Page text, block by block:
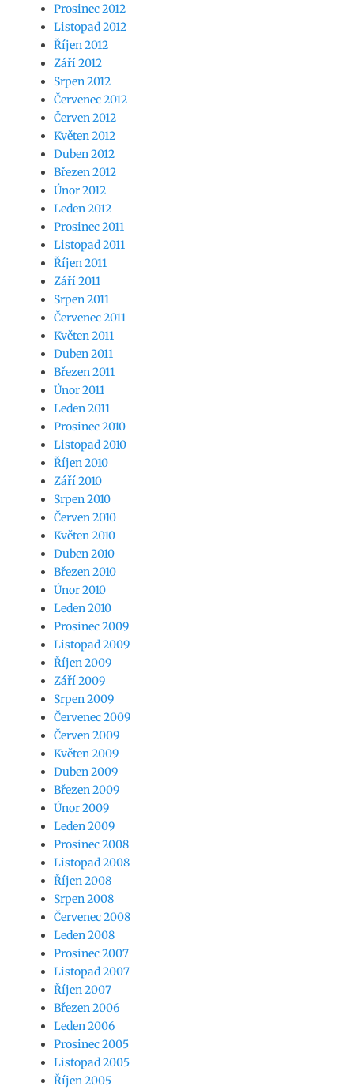
Prosinec 2012
Listopad 2012
Říjen 2012
Září 2012
Srpen 2012
Červenec 2012
Červen 2012
Květen 2012
Duben 2012
Březen 2012
Únor 2012
Leden 2012
Prosinec 2011
Listopad 2011
Říjen 2011
Září 2011
Srpen 2011
Červenec 2011
Květen 2011
Duben 2011
Březen 2011
Únor 2011
Leden 2011
Prosinec 2010
Listopad 2010
Říjen 2010
Září 2010
Srpen 2010
Červen 2010
Květen 2010
Duben 2010
Březen 2010
Únor 2010
Leden 2010
Prosinec 2009
Listopad 2009
Říjen 2009
Září 2009
Srpen 2009
Červenec 2009
Červen 2009
Květen 2009
Duben 2009
Březen 2009
Únor 2009
Leden 2009
Prosinec 2008
Listopad 2008
Říjen 2008
Srpen 2008
Červenec 2008
Leden 2008
Prosinec 2007
Listopad 2007
Říjen 2007
Březen 2006
Leden 2006
Prosinec 2005
Listopad 2005
Říjen 2005